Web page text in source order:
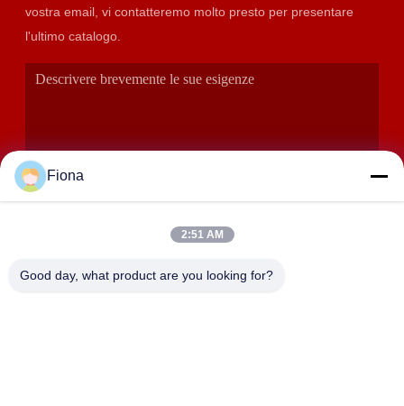
vostra email, vi contatteremo molto presto per presentare
l'ultimo catalogo.
Fiona
2:51 AM
Good day, what product are you looking for?